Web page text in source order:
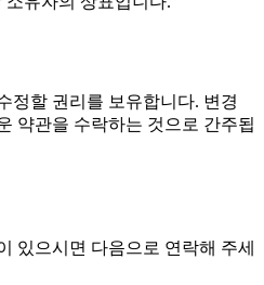
정할 권리를 보유합니다. 변경
약관을 수락하는 것으로 간주됩
있으시면 다음으로 연락해 주세